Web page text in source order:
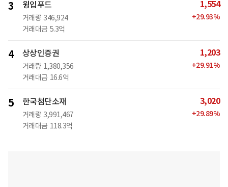
3 윙입푸드
거래량 346,924
거래대금 5.3억
1,554
+29.93%
4 상상인증권
거래량 1,380,356
거래대금 16.6억
1,203
+29.91%
5 한국첨단소재
거래량 3,991,467
거래대금 118.3억
3,020
+29.89%